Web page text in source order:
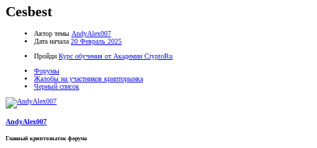
Cesbest
Автор темы AndyAlex007
Дата начала 20 Февраль 2025
Пройди Курс обучения от Академии CryptoRu
Форумы
Жалобы на участников крипторынка
Черный список
AndyAlex007
Главный криптознаток форума